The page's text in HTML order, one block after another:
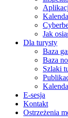
Jak
Dla turysty
Baza
Baza
Szlaki
E-sesja
Kontakt
Ostrzeżenia
Aktualności